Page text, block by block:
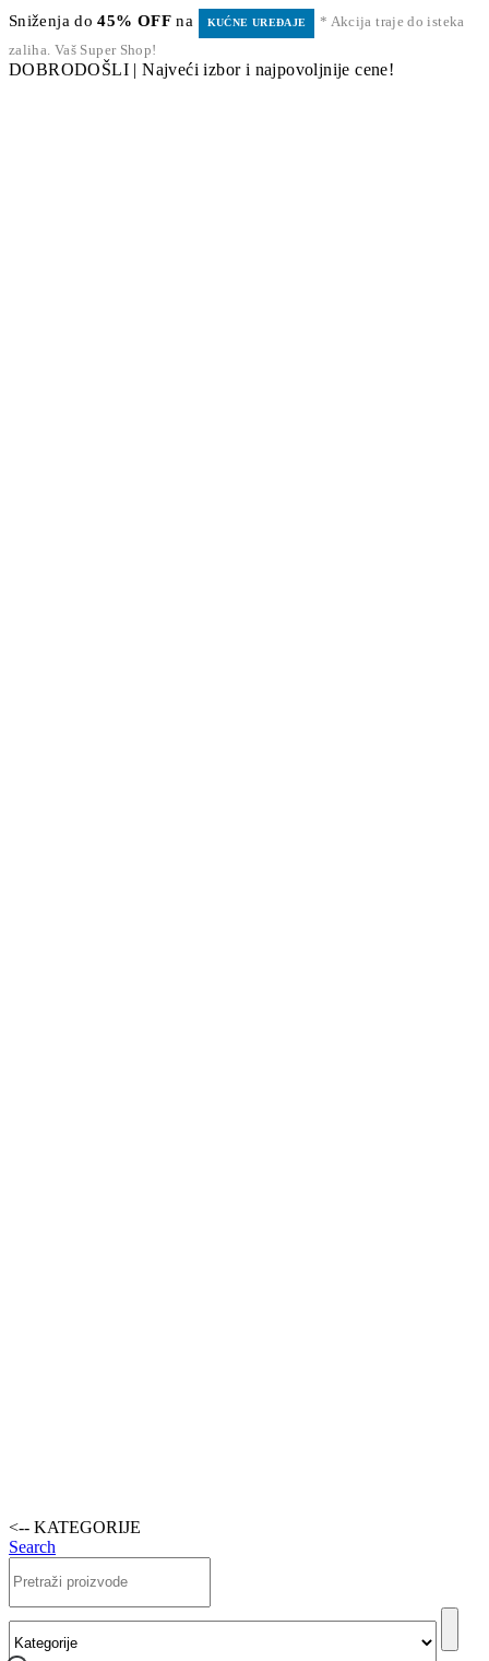
Sniženja do45% OFF na KUĆNE UREĐAJE
* Akcija traje do isteka
zaliha. Vaš Super Shop!
DOBRODOŠLI | Najveći izbor i najpovoljnije cene!
<-- KATEGORIJE
Search